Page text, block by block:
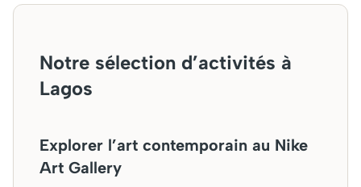
Notre sélection d’activités à
Lagos
Explorer l’art contemporain au Nike
Art Gallery